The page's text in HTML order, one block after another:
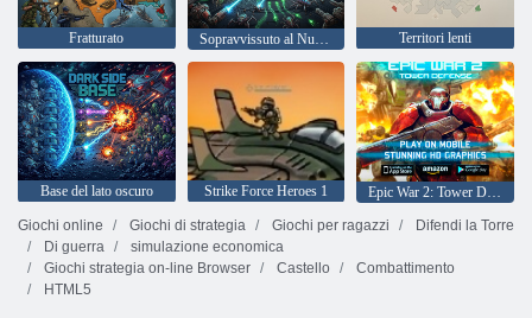
Fratturato Sopravvissuto al Nucleo Mech Territori lenti
Base del lato oscuro Strike Force Heroes 1
Epic War 2: Tower Defense
Giochi online
Giochi di strategia Giochi per ragazzi
Difendi la Torre
Di guerra
simulazione economica
Giochi strategia on-line Browser
Castello
Combattimento
HTML5